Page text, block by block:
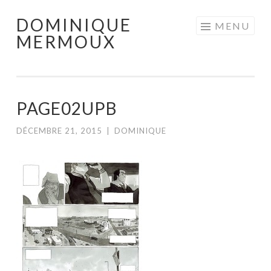
Aller
au
DOMINIQUE
MERMOUX
MENU
PAGE02UPB
DÉCEMBRE 21, 2015 DOMINIQUE